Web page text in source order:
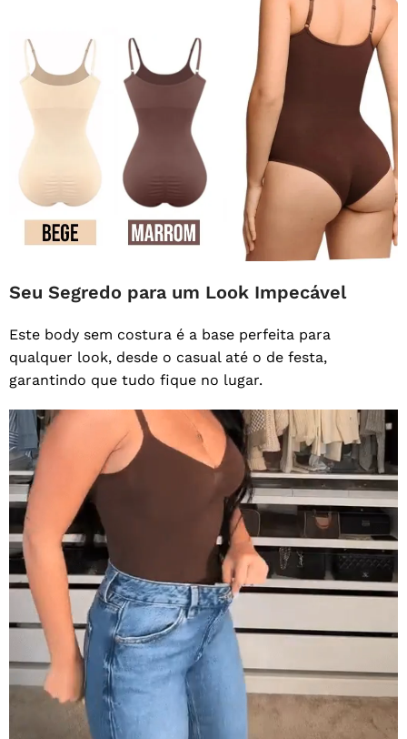
Seu Segredo para um Look Impecável
Este body sem costura é a base perfeita para
qualquer look, desde o casual até o de festa,
garantindo que tudo fique no lugar.